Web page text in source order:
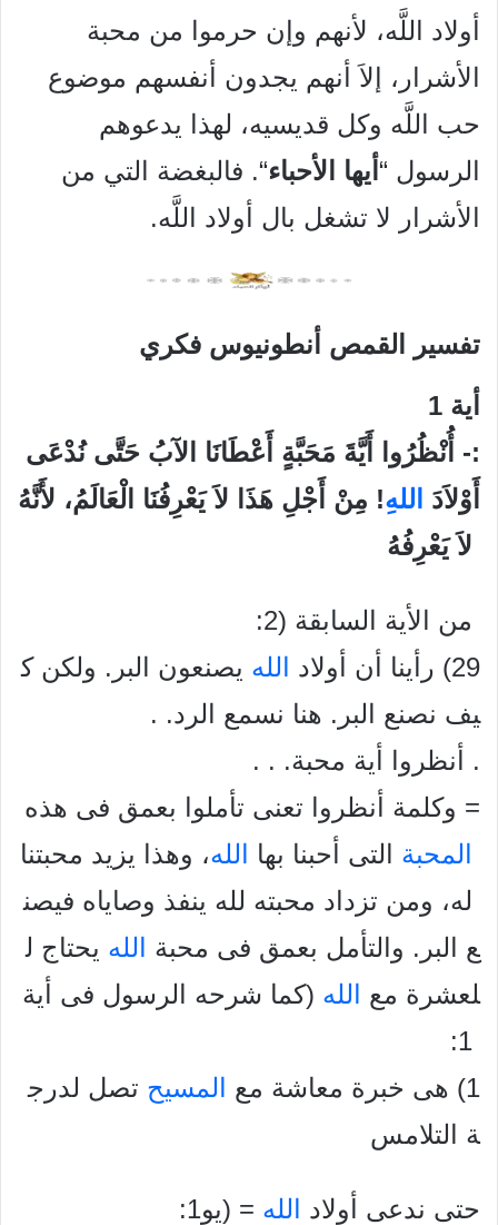
أولاد اللَّه، لأنهم وإن حرموا من محبة
الأشرار، إلاَ أنهم يجدون أنفسهم موضوع
حب اللَّه وكل قديسيه، لهذا يدعوهم
الرسول “ أيها الأحباء“. فالبغضة التي من
الأشرار لا تشغل بال أولاد اللَّه.
تفسير القمص أنطونيوس فكري
أية 1
:- أُنْظُرُوا أَيَّةَ مَحَبَّةٍ أَعْطَانَا الآبُ حَتَّى نُدْعَى
أَوْلاَدَ الله! مِنْ أَجْلِ هَذَا لاَ يَعْرِفُنَا الْعَالَمُ، لأَنَّهُ
لاَ يَعْرِفُهُ
من الأية السابقة (2:
29) رأينا أن أولاد
الله يصنعون البر. ولكن ك
يف نصنع البر. هنا نسمع الرد. .
. أنظروا أية محبة. . .
= وكلمة أنظروا تعنى تأملوا بعمق فى هذه
المحبة التى أحبنا بها الله، وهذا يزيد محبتنا
له، ومن تزداد محبته لله ينفذ وصاياه فيصن
ع البر. والتأمل بعمق فى محبة
الله يحتاج ل
لعشرة مع
الله (كما شرحه الرسول فى أية
1:
1) هى خبرة معاشة مع
المسيح تصل لدرج
ة التلامس
حتى ندعى أولاد الله
= (يو1: